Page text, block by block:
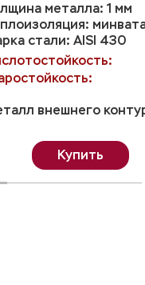
металла: 1 мм
стали: AISI 430
внешнего
Купить